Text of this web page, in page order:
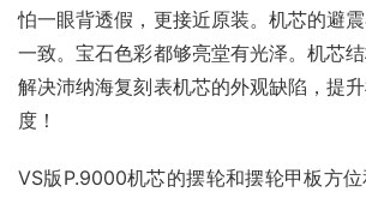
怕一眼背透假，更接近原装。机芯的避
一致。宝石色彩都够亮堂有光泽。机芯
解决沛纳海复刻表机芯的外观缺陷，提
度！
VS版P.9000机芯的摆轮和摆轮甲板方